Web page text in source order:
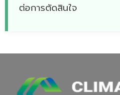
ต่อการตัดสินใจ